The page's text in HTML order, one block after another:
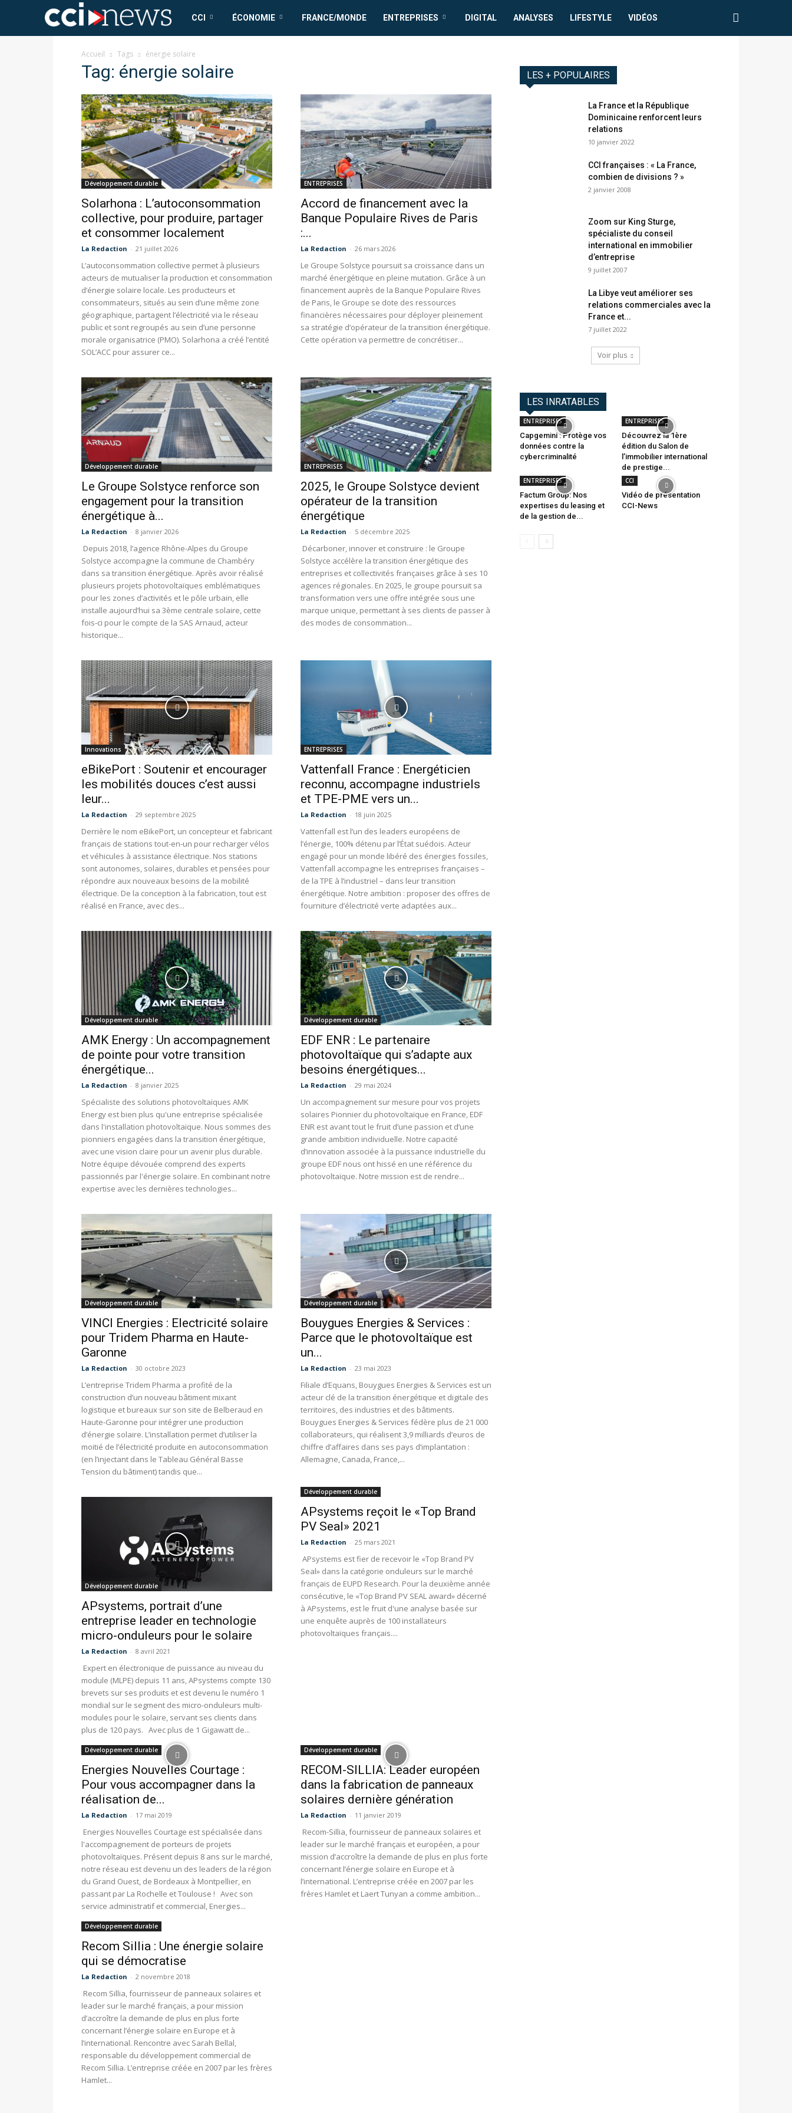
CCI
News
CCI ÉCONOMIE FRANCE/MONDE ENTREPRISES DIGITAL ANALYSES LIFESTYLE VIDÉOS
Accueil Tags énergie solaire
Tag: énergie solaire
Développement durable
Solarhona : L’autoconsommation
collective, pour produire, partager
et consommer localement
La Redaction - 21 juillet 2026
L’autoconsommation collective permet à plusieurs
acteurs de mutualiser la production et consommation
d’énergie solaire locale. Les producteurs et
consommateurs, situés au sein d’une même zone
géographique, partagent l’électricité via le réseau
public et sont regroupés au sein d’une personne
morale organisatrice (PMO). Solarhona a créé l’entité
SOL’ACC pour assurer ce...
ENTREPRISES
Accord de financement avec la
Banque Populaire Rives de Paris
:...
La Redaction - 26 mars 2026
Le Groupe Solstyce poursuit sa croissance dans un
marché énergétique en pleine mutation. Grâce à un
financement auprès de la Banque Populaire Rives
de Paris, le Groupe se dote des ressources
financières nécessaires pour déployer pleinement
sa stratégie d’opérateur de la transition énergétique.
Cette opération va permettre de concrétiser...
Développement durable
Le Groupe Solstyce renforce son
engagement pour la transition
énergétique à...
La Redaction - 8 janvier 2026
Depuis 2018, l’agence Rhône-Alpes du Groupe
Solstyce accompagne la commune de Chambéry
dans sa transition énergétique. Après avoir réalisé
plusieurs projets photovoltaïques emblématiques
pour les zones d’activités et le pôle urbain, elle
installe aujourd’hui sa 3ème centrale solaire, cette
fois-ci pour le compte de la SAS Arnaud, acteur
historique...
ENTREPRISES
2025, le Groupe Solstyce devient
opérateur de la transition
énergétique
La Redaction - 5 décembre 2025
Décarboner, innover et construire : le Groupe
Solstyce accélère la transition énergétique des
entreprises et collectivités françaises grâce à ses 10
agences régionales. En 2025, le groupe poursuit sa
transformation vers une offre intégrée sous une
marque unique, permettant à ses clients de passer à
des modes de consommation...
Innovations
eBikePort : Soutenir et encourager
les mobilités douces c’est aussi
leur...
La Redaction - 29 septembre 2025
Derrière le nom eBikePort, un concepteur et fabricant
français de stations tout-en-un pour recharger vélos
et véhicules à assistance électrique. Nos stations
sont autonomes, solaires, durables et pensées pour
répondre aux nouveaux besoins de la mobilité
électrique. De la conception à la fabrication, tout est
réalisé en France, avec des...
ENTREPRISES
Vattenfall France : Energéticien
reconnu, accompagne industriels
et TPE-PME vers un...
La Redaction - 18 juin 2025
Vattenfall est l’un des leaders européens de
l’énergie, 100% détenu par l’État suédois. Acteur
engagé pour un monde libéré des énergies fossiles,
Vattenfall accompagne les entreprises françaises –
de la TPE à l’industriel – dans leur transition
énergétique. Notre ambition : proposer des offres de
fourniture d’électricité verte adaptées aux...
Développement durable
AMK Energy : Un accompagnement
de pointe pour votre transition
énergétique...
La Redaction - 8 janvier 2025
Spécialiste des solutions photovoltaïques AMK
Energy est bien plus qu'une entreprise spécialisée
dans l'installation photovoltaïque. Nous sommes des
pionniers engagées dans la transition énergétique,
avec une vision claire pour un avenir plus durable.
Notre équipe dévouée comprend des experts
passionnés par l'énergie solaire. En combinant notre
expertise avec les dernières technologies...
Développement durable
EDF ENR : Le partenaire
photovoltaïque qui s’adapte aux
besoins énergétiques...
La Redaction - 29 mai 2024
Un accompagnement sur mesure pour vos projets
solaires Pionnier du photovoltaïque en France, EDF
ENR est avant tout le fruit d’une passion et d’une
grande ambition individuelle. Notre capacité
d’innovation associée à la puissance industrielle du
groupe EDF nous ont hissé en une référence du
photovoltaïque. Notre mission est de rendre...
Développement durable
VINCI Energies : Electricité solaire
pour Tridem Pharma en Haute-
Garonne
La Redaction - 30 octobre 2023
L’entreprise Tridem Pharma a profité de la
construction d’un nouveau bâtiment mixant
logistique et bureaux sur son site de Belberaud en
Haute-Garonne pour intégrer une production
d’énergie solaire. L’installation permet d’utiliser la
moitié de l’électricité produite en autoconsommation
(en l’injectant dans le Tableau Général Basse
Tension du bâtiment) tandis que...
Développement durable
Bouygues Energies & Services :
Parce que le photovoltaïque est
un...
La Redaction - 23 mai 2023
Filiale d’Equans, Bouygues Energies & Services est un
acteur clé de la transition énergétique et digitale des
territoires, des industries et des bâtiments.
Bouygues Energies & Services fédère plus de 21 000
collaborateurs, qui réalisent 3,9 milliards d’euros de
chiffre d’affaires dans ses pays d’implantation :
Allemagne, Canada, France,...
Développement durable
APsystems, portrait d’une
entreprise leader en technologie
micro-onduleurs pour le solaire
La Redaction - 8 avril 2021
Expert en électronique de puissance au niveau du
module (MLPE) depuis 11 ans, APsystems compte 130
brevets sur ses produits et est devenu le numéro 1
mondial sur le segment des micro-onduleurs multi-
modules pour le solaire, servant ses clients dans
plus de 120 pays. Avec plus de 1 Gigawatt de...
Développement durable
APsystems reçoit le «Top Brand
PV Seal» 2021
La Redaction - 25 mars 2021
APsystems est fier de recevoir le «Top Brand PV
Seal» dans la catégorie onduleurs sur le marché
français de EUPD Research. Pour la deuxième année
consécutive, le «Top Brand PV SEAL award» décerné
à APsystems, est le fruit d'une analyse basée sur
une enquête auprès de 100 installateurs
photovoltaïques français....
Développement durable
Energies Nouvelles Courtage :
Pour vous accompagner dans la
réalisation de...
La Redaction - 17 mai 2019
Energies Nouvelles Courtage est spécialisée dans
l'accompagnement de porteurs de projets
photovoltaïques. Présent depuis 8 ans sur le marché,
notre réseau est devenu un des leaders de la région
du Grand Ouest, de Bordeaux à Montpellier, en
passant par La Rochelle et Toulouse ! Avec son
service administratif et commercial, Energies...
Développement durable
RECOM-SILLIA: Leader européen
dans la fabrication de panneaux
solaires dernière génération
La Redaction - 11 janvier 2019
Recom-Sillia, fournisseur de panneaux solaires et
leader sur le marché français et européen, a pour
mission d’accroître la demande de plus en plus forte
concernant l’énergie solaire en Europe et à
l’international. L’entreprise créée en 2007 par les
frères Hamlet et Laert Tunyan a comme ambition...
Développement durable
Recom Sillia : Une énergie solaire
qui se démocratise
La Redaction - 2 novembre 2018
Recom Sillia, fournisseur de panneaux solaires et
leader sur le marché français, a pour mission
d’accroître la demande de plus en plus forte
concernant l’énergie solaire en Europe et à
l’international. Rencontre avec Sarah Bellal,
responsable du développement commercial de
Recom Sillia. L’entreprise créée en 2007 par les frères
Hamlet...
LES + POPULAIRES
La France et la République
Dominicaine renforcent leurs
relations
10 janvier 2022
CCI françaises : « La France,
combien de divisions ? »
2 janvier 2008
Zoom sur King Sturge,
spécialiste du conseil
international en immobilier
d’entreprise
9 juillet 2007
La Libye veut améliorer ses
relations commerciales avec la
France et...
7 juillet 2022
Voir plus
LES INRATABLES
ENTREPRISES
Capgemini : Protège vos
données contre la
cybercriminalité
ENTREPRISES
Découvrez la 1ère
édition du Salon de
l’immobilier international
de prestige...
ENTREPRISES
Factum Group: Nos
expertises du leasing et
de la gestion de...
CCI
Vidéo de présentation
CCI-News